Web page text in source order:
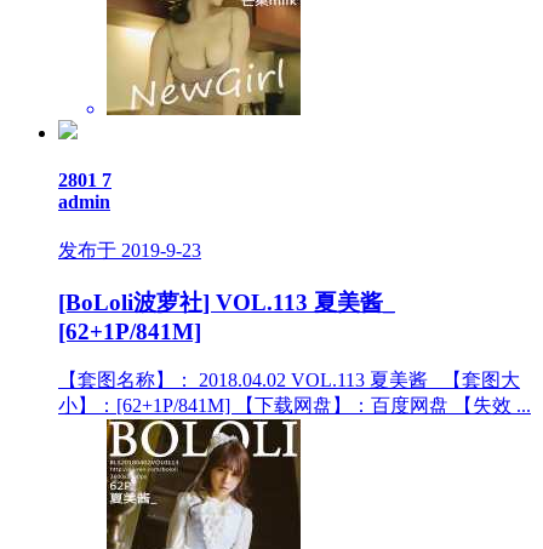
2801 7
admin
发布于 2019-9-23
[BoLoli波萝社] VOL.113 夏美酱_
[62+1P/841M]
【套图名称】： 2018.04.02 VOL.113 夏美酱_ 【套图大
小】：[62+1P/841M] 【下载网盘】：百度网盘 【失效 ...